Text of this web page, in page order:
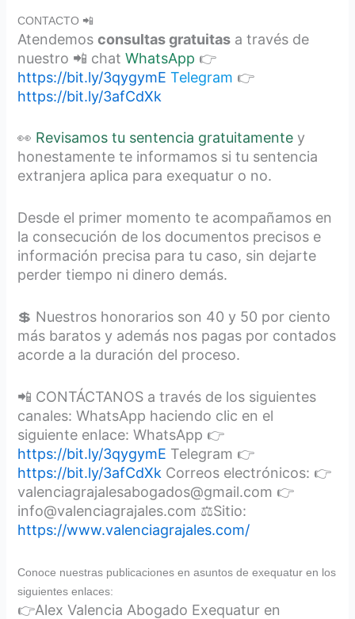
CONTACTO 📲
Atendemosconsultas gratuitas a través de
nuestro 📲 chatWhatsApp 👉
https://bit.ly/3qygymE Telegram 👉
https://bit.ly/3afCdXk
👀 Revisamos tu sentencia gratuitamente y
honestamente te informamos si tu sentencia
extranjera aplica para exequatur o no.
Desde el primer momento te acompañamos en
la consecución de los documentos precisos e
información precisa para tu caso, sin dejarte
perder tiempo ni dinero demás.
💲 Nuestros honorarios son 40 y 50 por ciento
más baratos y además nos pagas por contados
acorde a la duración del proceso.
📲 CONTÁCTANOS a través de los siguientes
canales: WhatsApp haciendo clic en el
siguiente enlace: WhatsApp 👉
https://bit.ly/3qygymE Telegram 👉
https://bit.ly/3afCdXk Correos electrónicos: 👉
valenciagrajalesabogados@gmail.com 👉
info@valenciagrajales.com ⚖Sitio:
https://www.valenciagrajales.com/
Conoce nuestras publicaciones en asuntos de exequatur en los
siguientes enlaces:
👉Alex Valencia Abogado Exequatur en